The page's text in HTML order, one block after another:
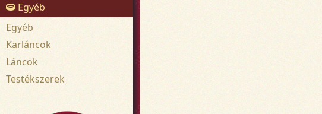
Egyéb
Egyéb
Karláncok
Láncok
Testékszerek